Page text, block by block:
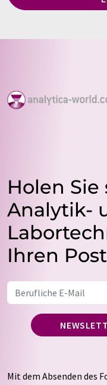
Holen Sie
Analytik-
Ihren
Mit dem Absenden des